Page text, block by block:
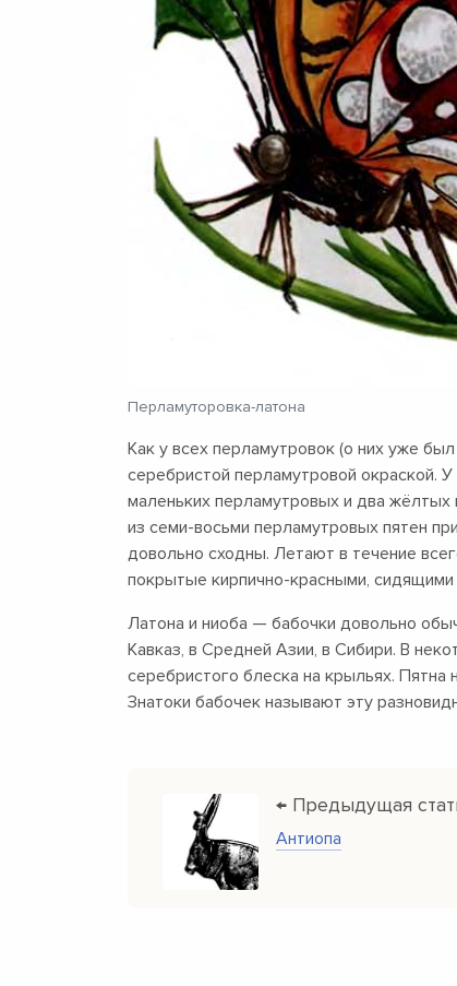
Перламуторовка-латона
Как у всех перламутровок (о них уже
серебристой перламутровой окраской.
маленьких перламутровых и два жёлтых
из семи-восьми перламутровых пятен
довольно сходны. Летают в течение
покрытые кирпично-красными, сидящими
Латона и ниоба — бабочки довольно
Кавказ, в Средней Азии, в Сибири. В
серебристого блеска на крыльях. Пятна
Знатоки бабочек называют эту
← Предыдущая
Антиопа